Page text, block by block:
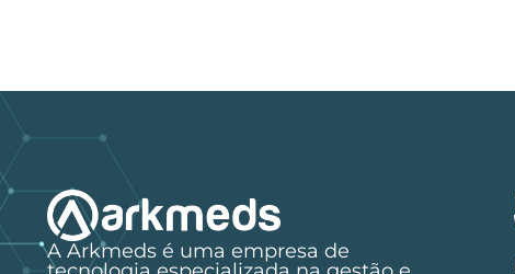
A Arkmeds é uma empresa de